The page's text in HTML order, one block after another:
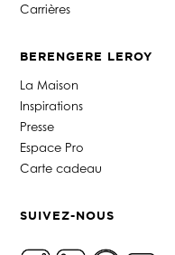
Carrières
BERENGERE LEROY
La Maison
Inspirations
Presse
Espace Pro
Carte cadeau
SUIVEZ-NOUS